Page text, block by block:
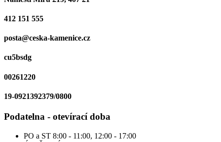
412 151 555
posta@ceska-kamenice.cz
cu5bsdg
00261220
19-0921392379/0800
Podatelna - otevírací doba
PO a ST 8:00 - 11:00, 12:00 - 17:00